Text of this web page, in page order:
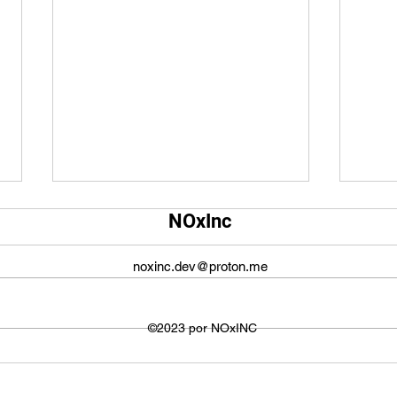
Qual é o tamanho da tela do
O tamanho da tela do YouTube
utilizada para visualizar os
O
de
NOxInc
noxinc.dev@proton.me
©2023 por NOxINC